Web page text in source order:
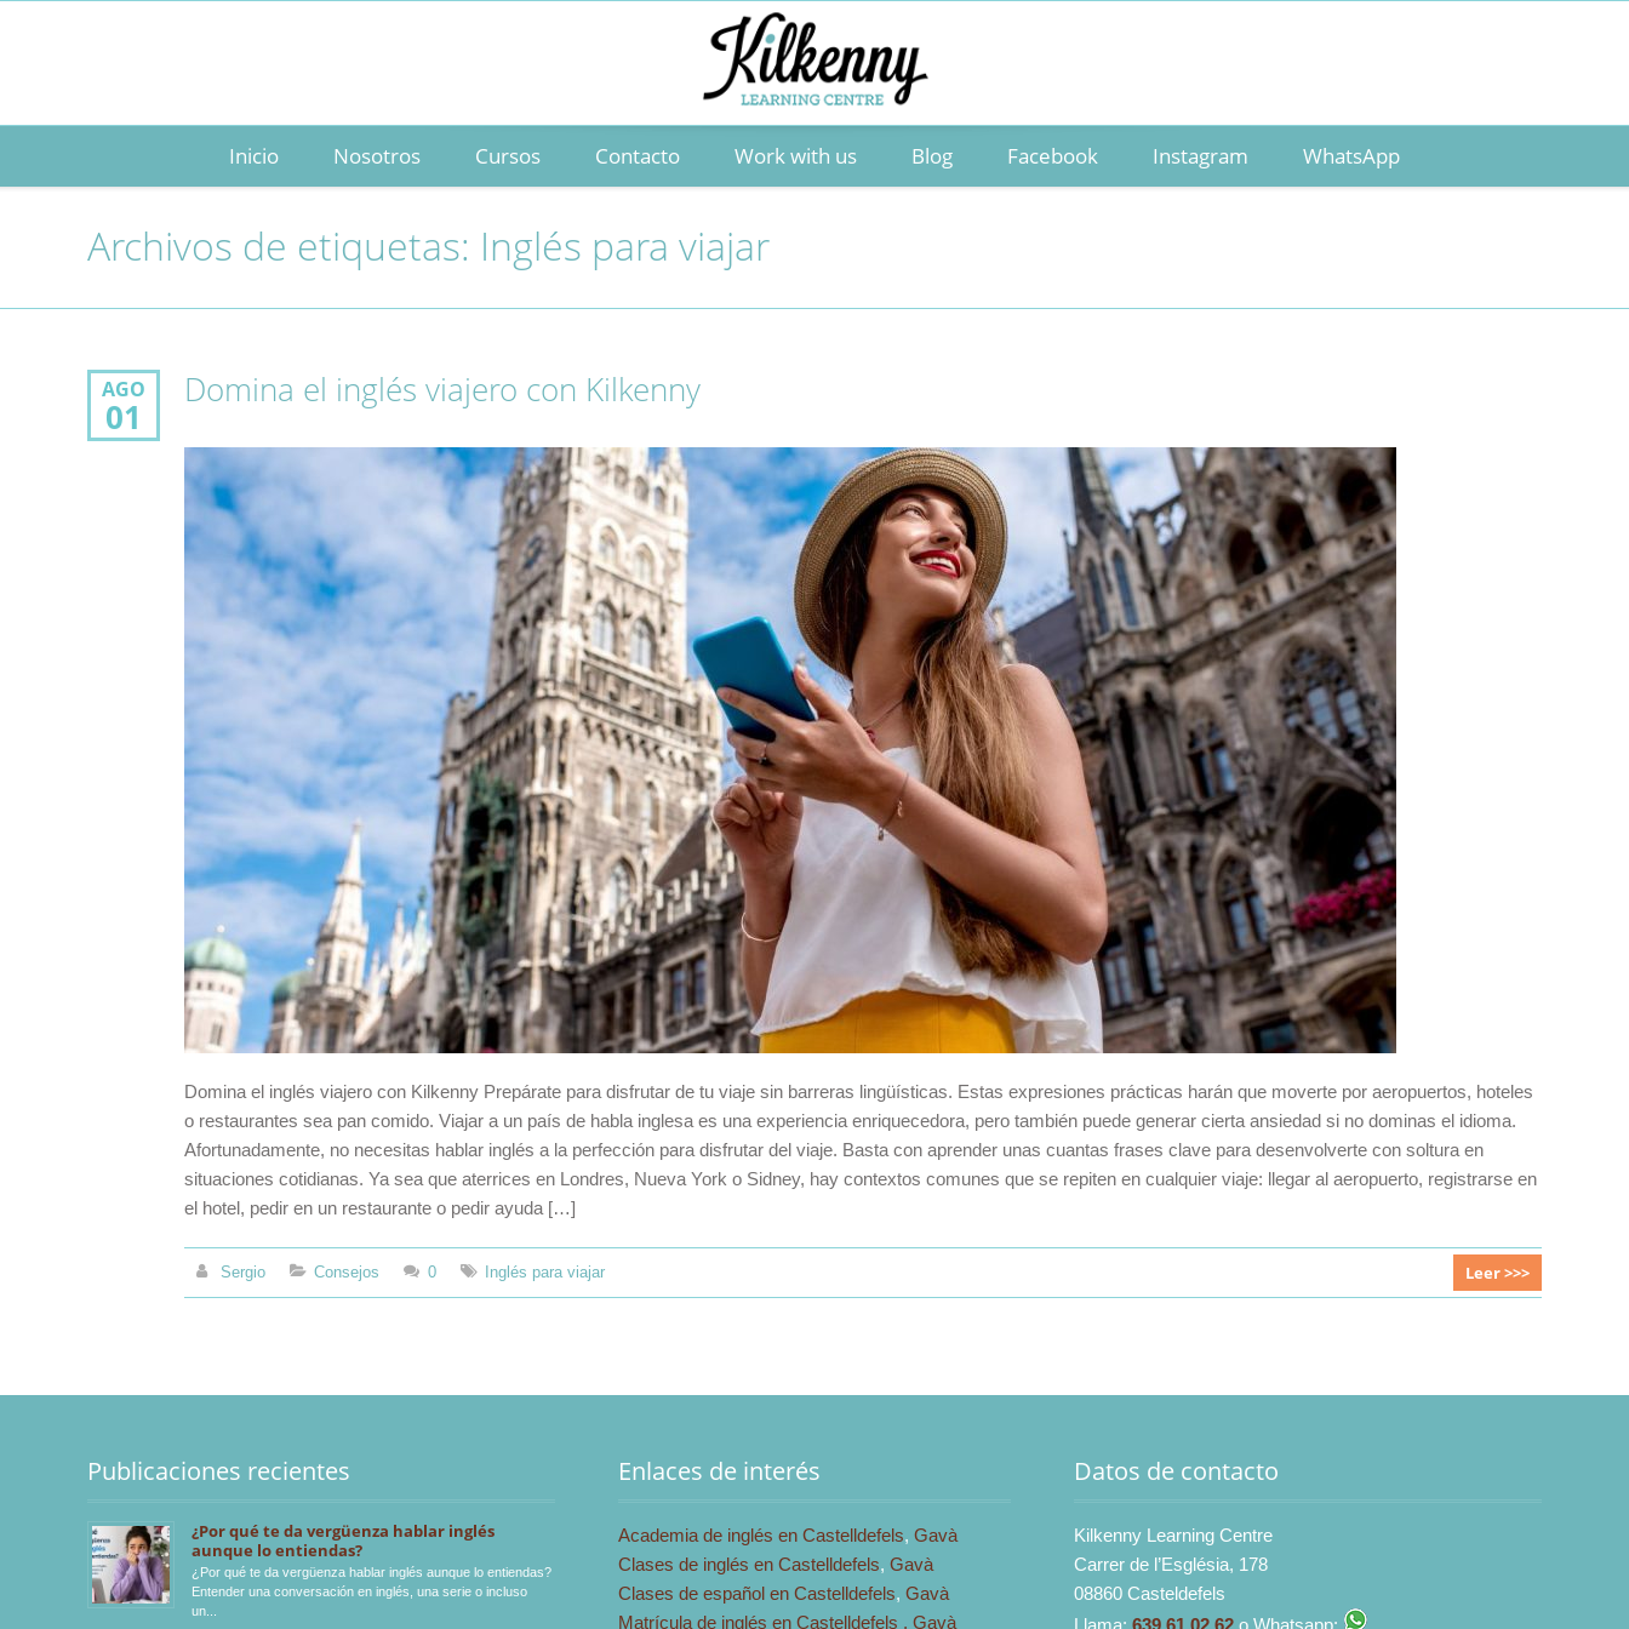
Inicio Nosotros Cursos Contacto Work with us Blog Facebook Instagram WhatsApp
Archivos de etiquetas: Inglés para viajar
AGO
01
Domina el inglés viajero con Kilkenny
Domina el inglés viajero con Kilkenny Prepárate para disfrutar de tu viaje sin barreras lingüísticas. Estas expresiones prácticas harán que moverte por aeropuertos, hoteles
o restaurantes sea pan comido. Viajar a un país de habla inglesa es una experiencia enriquecedora, pero también puede generar cierta ansiedad si no dominas el idioma.
Afortunadamente, no necesitas hablar inglés a la perfección para disfrutar del viaje. Basta con aprender unas cuantas frases clave para desenvolverte con soltura en
situaciones cotidianas. Ya sea que aterrices en Londres, Nueva York o Sidney, hay contextos comunes que se repiten en cualquier viaje: llegar al aeropuerto, registrarse en
el hotel, pedir en un restaurante o pedir ayuda […]
Sergio Consejos 0 Inglés para viajar Leer >>>
Publicaciones recientes
¿Por qué te da vergüenza hablar inglés
aunque lo entiendas?
¿Por qué te da vergüenza hablar inglés aunque lo entiendas?
Entender una conversación en inglés, una serie o incluso
un
Enlaces de interés
Academia de inglés en Castelldefels,Gavà
Clases de inglés en Castelldefels,Gavà
Clases de español en Castelldefels,Gavà
Matrícula de inglés en Castelldefels ,Gavà
Datos de contacto
Kilkenny Learning Centre
Carrer de l’Església, 178
08860 Casteldefels
Llama: 639 61 02 62o Whatsapp: